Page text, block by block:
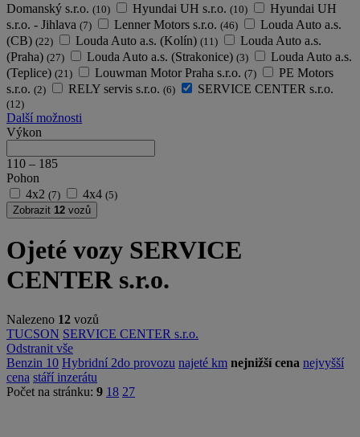
Domanský s.r.o. (10) Hyundai UH s.r.o. (10)
Hyundai UH
s.r.o. - Jihlava (7) Lenner Motors s.r.o. (46)
Louda Auto a.s.
(CB) (22) Louda Auto a.s. (Kolín) (11)
Louda Auto a.s.
(Praha) (27) Louda Auto a.s. (Strakonice) (3)
Louda Auto a.s.
(Teplice) (21) Louwman Motor Praha s.r.o. (7)
PE Motors
s.r.o. (2) RELY servis s.r.o. (6) SERVICE CENTER s.r.o.
(12)
Další možnosti
Výkon
110 – 185
Pohon
4x2 (7) 4x4 (5)
Zobrazit 12 vozů
Ojeté vozy SERVICE
CENTER s.r.o.
Nalezeno 12 vozů
TUCSON SERVICE CENTER s.r.o.
Odstranit vše
Benzin 10 Hybridní 2do provozu najeté km nejnižší cena nejvyšší
cena stáří inzerátu
Počet na stránku: 9 18 27